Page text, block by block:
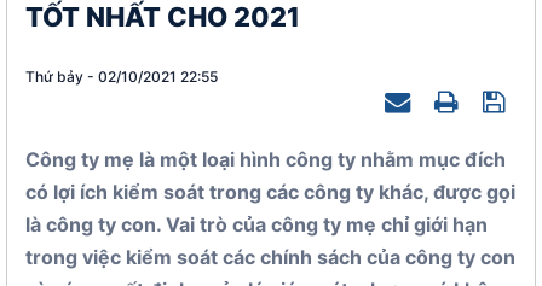
TỐT NHẤT CHO 2021
Thứ bảy - 02/10/2021 22:55
Công ty mẹ là một loại hình công ty nhằm mục đích
có lợi ích kiểm soát trong các công ty khác, được gọi
là công ty con. Vai trò của công ty mẹ chỉ giới hạn
trong việc kiểm soát các chính sách của công ty con